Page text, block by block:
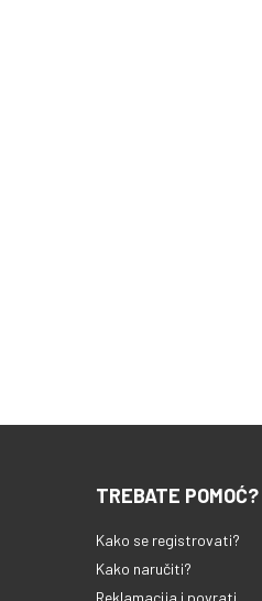
TREBATE POMOĆ?
Kako se registrovati?
Kako naručiti?